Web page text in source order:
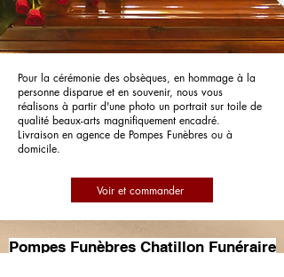
Pour la cérémonie des obsèques, en hommage à la
personne disparue et en souvenir, nous vous
réalisons à partir d'une photo un portrait sur toile de
qualité beaux-arts magnifiquement encadré.
Livraison en agence de Pompes Funèbres ou à
domicile.
Voir et commander
Pompes Funèbres Chatillon Funéraire